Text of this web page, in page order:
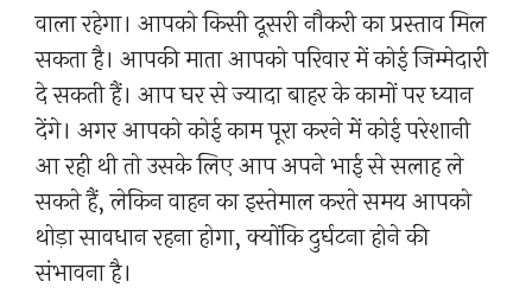
वाला रहेगा। आपको किसी दूसरी नौकरी का प्रस्ताव मिल
सकता है। आपकी माता आपको परिवार में कोई जिम्मेदारी
दे सकती हैं। आप घर से ज्यादा बाहर के कामों पर ध्यान
देंगे। अगर आपको कोई काम पूरा करने में कोई परेशानी
आ रही थी तो उसके लिए आप अपने भाई से सलाह ले
सकते हैं, लेकिन वाहन का इस्तेमाल करते समय आपको
थोड़ा सावधान रहना होगा, क्योंकि दुर्घटना होने की
संभावना है।